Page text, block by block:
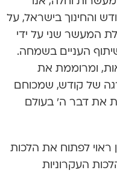
והחינוך בישראל, על
המעשר שני על ידי
העניים בשמחה.
ומרוממת את
של קודש, שמכוחם
את דבר ה’ בעולם
ראוי לפתוח את הלכות
העקרוניות